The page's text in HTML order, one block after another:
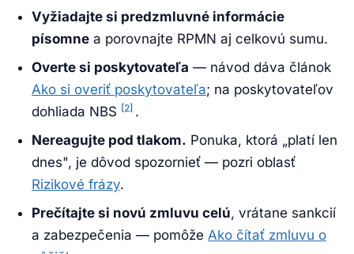
Vyžiadajte si predzmluvné informácie
písomne a porovnajte RPMN aj celkovú sumu.
Overte si poskytovateľa — návod dáva článok
Ako si overiť poskytovateľa; na poskytovateľov
dohliada NBS [2] .
Nereagujte pod tlakom. Ponuka, ktorá „platí len
dnes", je dôvod spozornieť — pozri oblasť
Rizikové frázy.
Prečítajte si novú zmluvu celú, vrátane sankcií
a zabezpečenia — pomôže Ako čítať zmluvu o